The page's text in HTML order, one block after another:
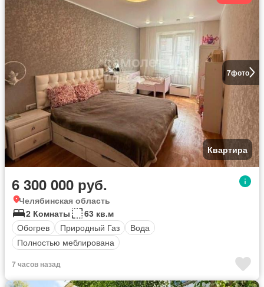
7фото
Квартира
6 300 000 руб.
Челябинская область
2 Комнаты
63 кв.м
Обогрев
Природный Газ
Вода
Полностью меблирована
7 часов назад